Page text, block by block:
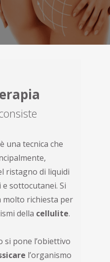
è una tecnica che
ristagno di liquidi
sottocutanei. Si
richiesta per
della cellulite.
pone l’obiettivo
l’organismo